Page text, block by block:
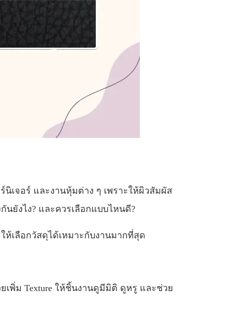
นิเจอร์ และงานหุ้มต่าง ๆ เพราะให้ผิวสัมผัส
ยังไง? และควรเลือกแบบไหนดี?
ห้เลือกวัสดุได้เหมาะกับงานมากที่สุด
พิ่ม Texture ให้ชิ้นงานดูมีมิติ ดูหรู และช่วย